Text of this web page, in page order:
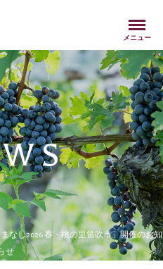
メニュー
なし2026 春・桃の里笛吹市」開催のお知
せ